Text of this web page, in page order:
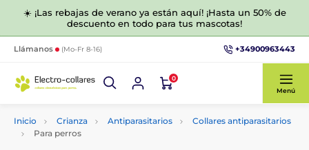
☀️ ¡Las rebajas de verano ya están aquí! ¡Hasta un 50% de
descuento en todo para tus mascotas!
Llámanos (Mo-Fr 8-16) +34900963443
0
Menú
Inicio Crianza Antiparasitarios
Collares antiparasitarios
Para perros